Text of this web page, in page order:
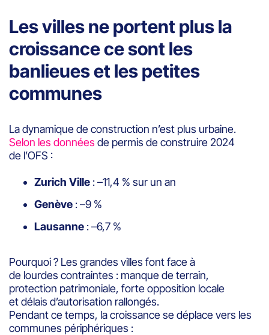
Les villes ne portent plus la
croissance ce sont les
banlieues et les petites
communes
La dynamique de construction n’est plus urbaine.
Selon les données de permis de construire 2024
de l’OFS :
Zurich Ville : –11,4 % sur un an
Genève : –9 %
Lausanne : –6,7 %
Pourquoi ? Les grandes villes font face à
de lourdes contraintes : manque de terrain,
protection patrimoniale, forte opposition locale
et délais d’autorisation rallongés.
Pendant ce temps, la croissance se déplace vers les
communes périphériques :